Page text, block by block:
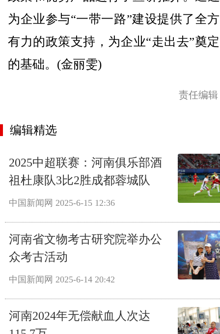
为企业参与“一带一路”建设提供了全
有力的政策支持，为企业“走出去”奠
的基础。(金丽雯)
责任编
编辑精选
2025中超联赛：河南俱乐部酒
祖杜康队3比2胜成都蓉城队
中国新闻网 2025-6-15 12:36
河南省文物考古研究院举办公
众考古活动
中国新闻网 2025-6-14 20:42
河南2024年无偿献血人次达